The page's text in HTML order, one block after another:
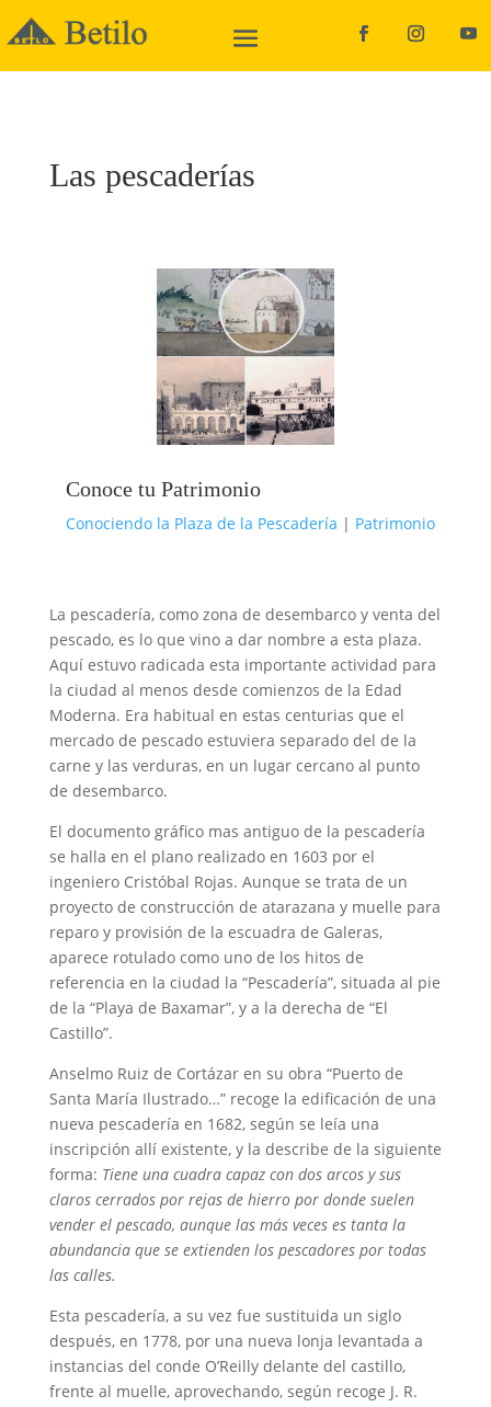
Las pescaderías
Conoce tu Patrimonio
Conociendo la Plaza de la Pescadería | Patrimonio
La pescadería, como zona de desembarco y venta del
pescado, es lo que vino a dar nombre a esta plaza.
Aquí estuvo radicada esta importante actividad para
la ciudad al menos desde comienzos de la Edad
Moderna. Era habitual en estas centurias que el
mercado de pescado estuviera separado del de la
carne y las verduras, en un lugar cercano al punto
de desembarco.
El documento gráfico mas antiguo de la pescadería
se halla en el plano realizado en 1603 por el
ingeniero Cristóbal Rojas. Aunque se trata de un
proyecto de construcción de atarazana y muelle para
reparo y provisión de la escuadra de Galeras,
aparece rotulado como uno de los hitos de
referencia en la ciudad la “Pescadería”, situada al pie
de la “Playa de Baxamar”, y a la derecha de “El
Castillo”.
Anselmo Ruiz de Cortázar en su obra “Puerto de
Santa María Ilustrado…” recoge la edificación de una
nueva pescadería en 1682, según se leía una
inscripción allí existente, y la describe de la siguiente
forma: Tiene una cuadra capaz con dos arcos y sus
claros cerrados por rejas de hierro por donde suelen
vender el pescado, aunque las más veces es tanta la
abundancia que se extienden los pescadores por todas
las calles.
Esta pescadería, a su vez fue sustituida un siglo
después, en 1778, por una nueva lonja levantada a
instancias del conde O’Reilly delante del castillo,
frente al muelle, aprovechando, según recoge J. R.